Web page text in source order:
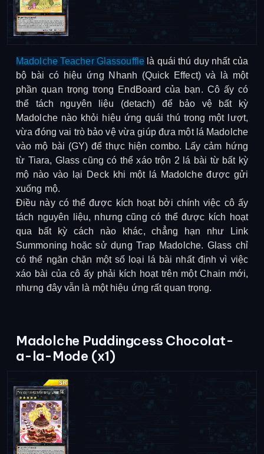
Madolche Teacher Glassouffle là quái thú duy nhất của
bộ bài có hiệu ứng Nhanh (Quick Effect) và là một
phần quan trọng trong EndBoard của bạn. Cô ấy có
thể tách nguyên liệu (detach) để bảo vệ bất kỳ
Madolche nào khỏi hiệu ứng quái thú trong một lượt,
vừa đóng vai trò bảo vệ vừa giúp đưa một lá Madolche
vào mộ bài (GY) để thực hiện combo. Lấy cảm hứng
từ Tiara, Glass cũng có thể xáo trộn 2 lá bài từ bất kỳ
mộ nào vào lại Deck khi một lá Madolche được gửi
xuống mộ.
Điều này có thể được kích hoạt bởi chính việc cô ấy
tách nguyên liệu, nhưng cũng có thể được kích hoạt
qua bất kỳ cách nào khác, chẳng hạn như Link
Summoning hoặc sử dụng Trap Madolche. Glass chỉ
có thể ngăn chặn một số loại lá bài nhất định vì việc
xáo bài của cô ấy phải kích hoạt trên một Chain mới,
nhưng đây vẫn là một hiệu ứng rất quan trọng.
Madolche Puddingcess Chocolat-
a-la-Mode (x1)